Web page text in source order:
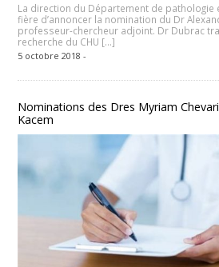
La direction du Département de pathologie
fière d’annoncer la nomination du Dr
professeur-chercheur adjoint. Dr Dubrac
recherche du CHU […]
5 octobre 2018 -
Nominations des Dres Myriam
Kacem